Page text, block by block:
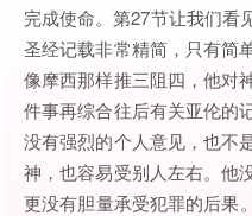
完成使命。第27节让我们看
圣经记载非常精简，只有简
像摩西那样推三阻四，他对
件事再综合往后有关亚伦的
没有强烈的个人意见，也不
神，也容易受别人左右。他
更没有胆量承受犯罪的后果